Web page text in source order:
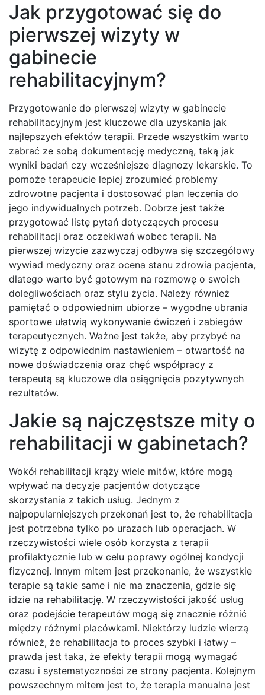
Jak przygotować się do
pierwszej wizyty w
gabinecie
rehabilitacyjnym?
Przygotowanie do pierwszej wizyty w gabinecie
rehabilitacyjnym jest kluczowe dla uzyskania jak
najlepszych efektów terapii. Przede wszystkim warto
zabrać ze sobą dokumentację medyczną, taką jak
wyniki badań czy wcześniejsze diagnozy lekarskie. To
pomoże terapeucie lepiej zrozumieć problemy
zdrowotne pacjenta i dostosować plan leczenia do
jego indywidualnych potrzeb. Dobrze jest także
przygotować listę pytań dotyczących procesu
rehabilitacji oraz oczekiwań wobec terapii. Na
pierwszej wizycie zazwyczaj odbywa się szczegółowy
wywiad medyczny oraz ocena stanu zdrowia pacjenta,
dlatego warto być gotowym na rozmowę o swoich
dolegliwościach oraz stylu życia. Należy również
pamiętać o odpowiednim ubiorze – wygodne ubrania
sportowe ułatwią wykonywanie ćwiczeń i zabiegów
terapeutycznych. Ważne jest także, aby przybyć na
wizytę z odpowiednim nastawieniem – otwartość na
nowe doświadczenia oraz chęć współpracy z
terapeutą są kluczowe dla osiągnięcia pozytywnych
rezultatów.
Jakie są najczęstsze mity o
rehabilitacji w gabinetach?
Wokół rehabilitacji krąży wiele mitów, które mogą
wpływać na decyzje pacjentów dotyczące
skorzystania z takich usług. Jednym z
najpopularniejszych przekonań jest to, że rehabilitacja
jest potrzebna tylko po urazach lub operacjach. W
rzeczywistości wiele osób korzysta z terapii
profilaktycznie lub w celu poprawy ogólnej kondycji
fizycznej. Innym mitem jest przekonanie, że wszystkie
terapie są takie same i nie ma znaczenia, gdzie się
idzie na rehabilitację. W rzeczywistości jakość usług
oraz podejście terapeutów mogą się znacznie różnić
między różnymi placówkami. Niektórzy ludzie wierzą
również, że rehabilitacja to proces szybki i łatwy –
prawda jest taka, że efekty terapii mogą wymagać
czasu i systematyczności ze strony pacjenta. Kolejnym
powszechnym mitem jest to, że terapia manualna jest